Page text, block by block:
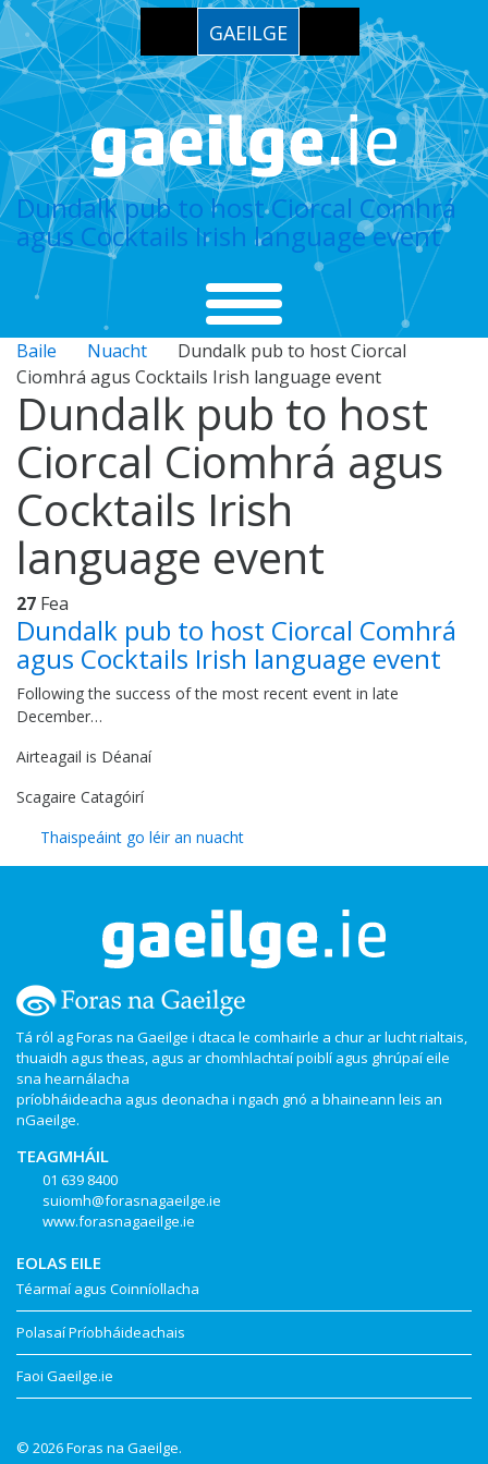
GAEILGE
Dundalk pub to host Ciorcal Comhrá
agus Cocktails Irish language event
Baile Nuacht
Dundalk pub to host Ciorcal
Ciomhrá agus Cocktails Irish language event
Dundalk pub to host
Ciorcal Ciomhrá agus
Cocktails Irish
language event
27 Fea
Dundalk pub to host Ciorcal Comhrá
agus Cocktails Irish language event
Following the success of the most recent event in late
December…
Airteagail is Déanaí
Scagaire Catagóirí
Thaispeáint go léir an nuacht
Tá ról ag Foras na Gaeilge i dtaca le comhairle a chur ar lucht rialtais,
thuaidh agus theas, agus ar chomhlachtaí poiblí agus ghrúpaí eile
sna hearnálacha
príobháideacha agus deonacha i ngach gnó a bhaineann leis an
nGaeilge.
TEAGMHÁIL
01 639 8400
suiomh@forasnagaeilge.ie
www.forasnagaeilge.ie
EOLAS EILE
Téarmaí agus Coinníollacha
Polasaí Príobháideachais
Faoi Gaeilge.ie
© 2026 Foras na Gaeilge.